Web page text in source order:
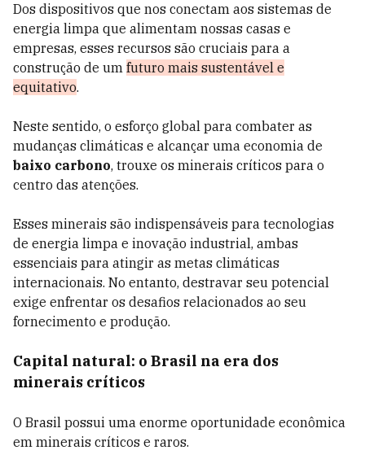
Dos dispositivos que nos conectam aos sistemas de
energia limpa que alimentam nossas casas e
empresas, esses recursos são cruciais para a
construção de um futuro mais sustentável e
equitativo.
Neste sentido, o esforço global para combater as
mudanças climáticas e alcançar uma economia de
baixo carbono, trouxe os minerais críticos para o
centro das atenções.
Esses minerais são indispensáveis para tecnologias
de energia limpa e inovação industrial, ambas
essenciais para atingir as metas climáticas
internacionais. No entanto, destravar seu potencial
exige enfrentar os desafios relacionados ao seu
fornecimento e produção.
Capital natural: o Brasil na era dos
minerais críticos
O Brasil possui uma enorme oportunidade econômica
em minerais críticos e raros.